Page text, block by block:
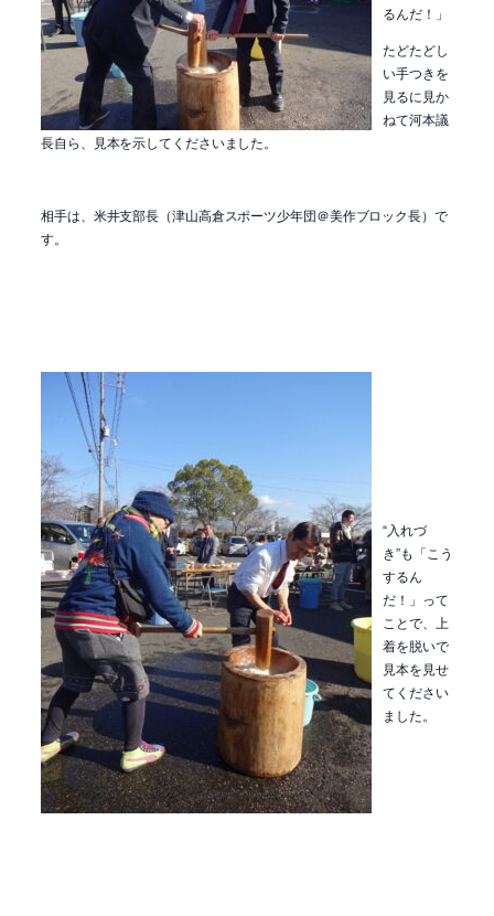
るんだ！」
たどたどし
い手つきを
見るに見か
ねて河本議
長自ら、見本を示してくださいました。
相手は、米井支部長（津山高倉スポーツ少年団＠美作ブロック長）で
す。
“入れづ
き”も「こう
するん
だ！」って
ことで、上
着を脱いで
見本を見せ
てください
ました。